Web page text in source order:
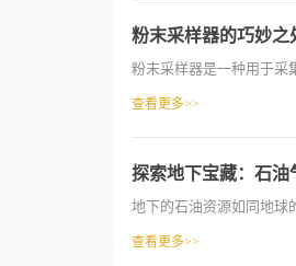
粉末采样器的巧妙之
粉末采样器是一种用于采
查看更多>>
探索地下宝藏：石油
地下的石油资源如同地球
查看更多>>